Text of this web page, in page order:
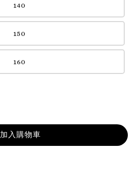
140
150
160
加入購物車